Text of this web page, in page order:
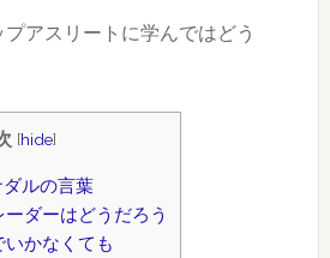
アスリートに学んではどう
[hide]
ルの言葉
ダーはどうだろう
いかなくても